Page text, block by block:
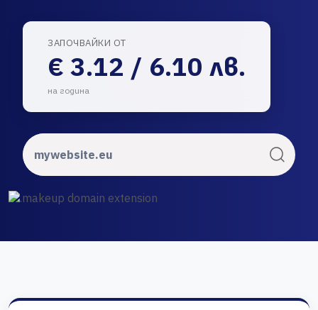
ЗАПОЧВАЙКИ ОТ
€ 3.12 / 6.10 лв.
на година